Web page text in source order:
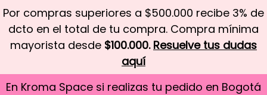
Por compras superiores a $500.000 recibe 3% de
dcto en el total de tu compra. Compra mínima
mayorista desde $100.000. Resuelve tus dudas
aquí
En Kroma Space si realizas tu pedido en Bogotá